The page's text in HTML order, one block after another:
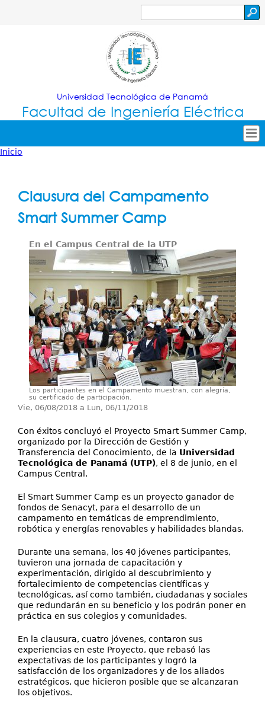
Jump to navigation
de
búsqueda
Universidad Tecnológica de Panamá
Facultad de Ingeniería Eléctrica
Tropical
Principal
Oferta Académica
Secretarías
Investigación
Servicios
Publicaciones
está
aquí
Inicio
Clausura del Campamento
Smart Summer Camp
En el Campus Central de la UTP
Los participantes en el Campamento muestran, con alegría,
su certificado de participación.
Vie, 06/08/2018 a Lun, 06/11/2018
Con éxitos concluyó el Proyecto Smart Summer Camp,
organizado por la Dirección de Gestión y
Transferencia del Conocimiento, de la Universidad
Tecnológica de Panamá (UTP), el 8 de junio, en el
Campus Central.
El Smart Summer Camp es un proyecto ganador de
fondos de Senacyt, para el desarrollo de un
campamento en temáticas de emprendimiento,
robótica y energías renovables y habilidades blandas.
Durante una semana, los 40 jóvenes participantes,
tuvieron una jornada de capacitación y
experimentación, dirigido al descubrimiento y
fortalecimiento de competencias científicas y
tecnológicas, así como también, ciudadanas y sociales
que redundarán en su beneficio y los podrán poner en
práctica en sus colegios y comunidades.
En la clausura, cuatro jóvenes, contaron sus
experiencias en este Proyecto, que rebasó las
expectativas de los participantes y logró la
satisfacción de los organizadores y de los aliados
estratégicos, que hicieron posible que se alcanzaran
los objetivos.